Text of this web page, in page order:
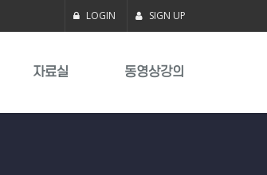
LOGIN SIGN UP
자료실 동영상강의